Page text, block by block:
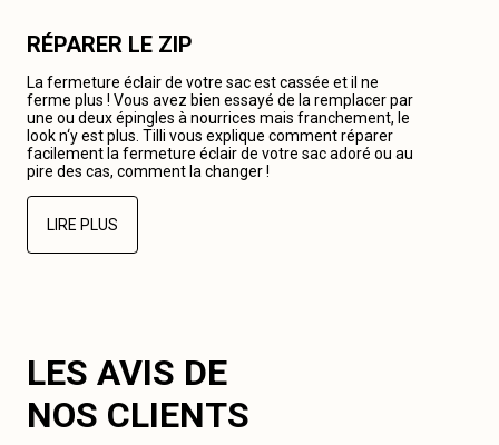
RÉPARER LE ZIP
La fermeture éclair de votre sac est cassée et il ne
ferme plus ! Vous avez bien essayé de la remplacer par
une ou deux épingles à nourrices mais franchement, le
look n‘y est plus. Tilli vous explique comment réparer
facilement la fermeture éclair de votre sac adoré ou au
pire des cas, comment la changer !
LIRE PLUS
LES AVIS DE
NOS CLIENTS